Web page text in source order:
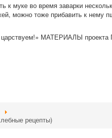
муке во время заварки
можно тоже прибавить к нему
МАТЕРИАЛЫ проекта
рецепты)